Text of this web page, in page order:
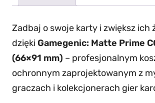
r
T
–
Zadbaj o swoje karty i zwiększ ich
dzięki Gamegenic: Matte Prime
(66×91 mm) – profesjonalnym
ochronnym zaprojektowanym z
graczach i kolekcjonerach gier